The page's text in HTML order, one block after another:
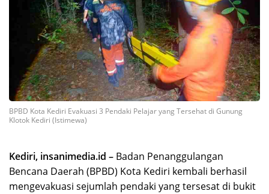
BPBD Kota Kediri Evakuasi 3 Pendaki Pelajar yang Tersehat di Gunung
Klotok Kediri (Istimewa)
Kediri, insanimedia.id – Badan Penanggulangan
Bencana Daerah (BPBD) Kota Kediri kembali berhasil
mengevakuasi sejumlah pendaki yang tersesat di bukit